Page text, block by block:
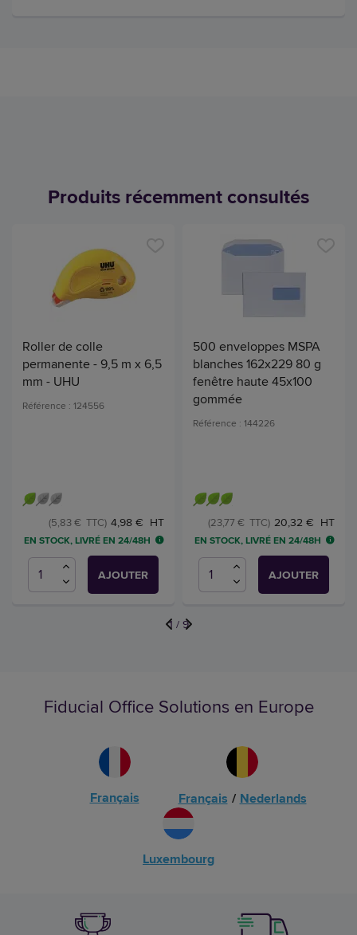
Produits récemment consultés
Roller de colle
permanente - 9,5 m x 6,5
mm - UHU
Référence : 124556
4,98 € HT
(5,83 € TTC)
EN STOCK, LIVRÉ EN 24/48H
AJOUTER
500 enveloppes MSPA
blanches 162x229 80 g
fenêtre haute 45x100
gommée
Référence : 144226
20,32 € HT
(23,77 € TTC)
EN STOCK, LIVRÉ EN 24/48H
AJOUTER
1 / 9
Fiducial Office Solutions en Europe
Français Français / Nederlands
Luxembourg